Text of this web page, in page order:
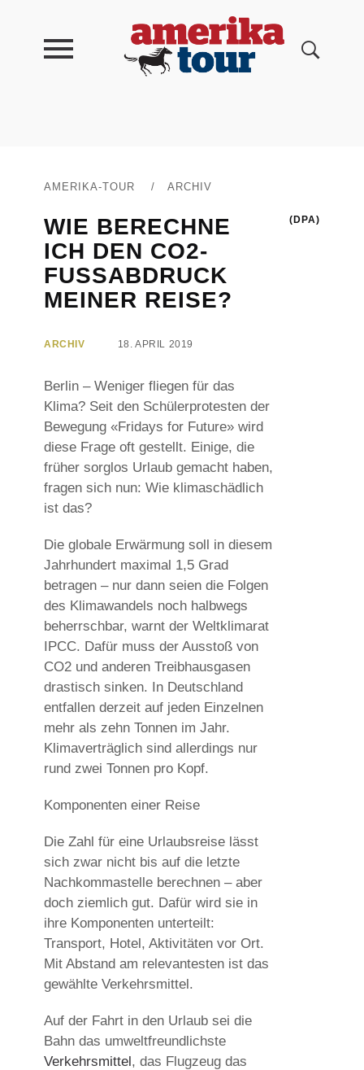
AMERIKA-TOUR / ARCHIV
WIE BERECHNE
ICH DEN CO2-
FUSSABDRUCK M
EINER REISE?
(DPA)
ARCHIV 18. APRIL 2019
Berlin – Weniger fliegen für das
Klima? Seit den Schülerprotesten der
Bewegung «Fridays for Future» wird
diese Frage oft gestellt. Einige, die
früher sorglos Urlaub gemacht haben,
fragen sich nun: Wie klimaschädlich
ist das?
Die globale Erwärmung soll in diesem
Jahrhundert maximal 1,5 Grad
betragen – nur dann seien die Folgen
des Klimawandels noch halbwegs
beherrschbar, warnt der Weltklimarat
IPCC. Dafür muss der Ausstoß von
CO2 und anderen Treibhausgasen
drastisch sinken. In Deutschland
entfallen derzeit auf jeden Einzelnen
mehr als zehn Tonnen im Jahr.
Klimaverträglich sind allerdings nur
rund zwei Tonnen pro Kopf.
Komponenten einer Reise
Die Zahl für eine Urlaubsreise lässt
sich zwar nicht bis auf die letzte
Nachkommastelle berechnen – aber
doch ziemlich gut. Dafür wird sie in
ihre Komponenten unterteilt:
Transport, Hotel, Aktivitäten vor Ort.
Mit Abstand am relevantesten ist das
gewählte Verkehrsmittel.
Auf der Fahrt in den Urlaub sei die
Bahn das umweltfreundlichste
Verkehrsmittel, das Flugzeug das